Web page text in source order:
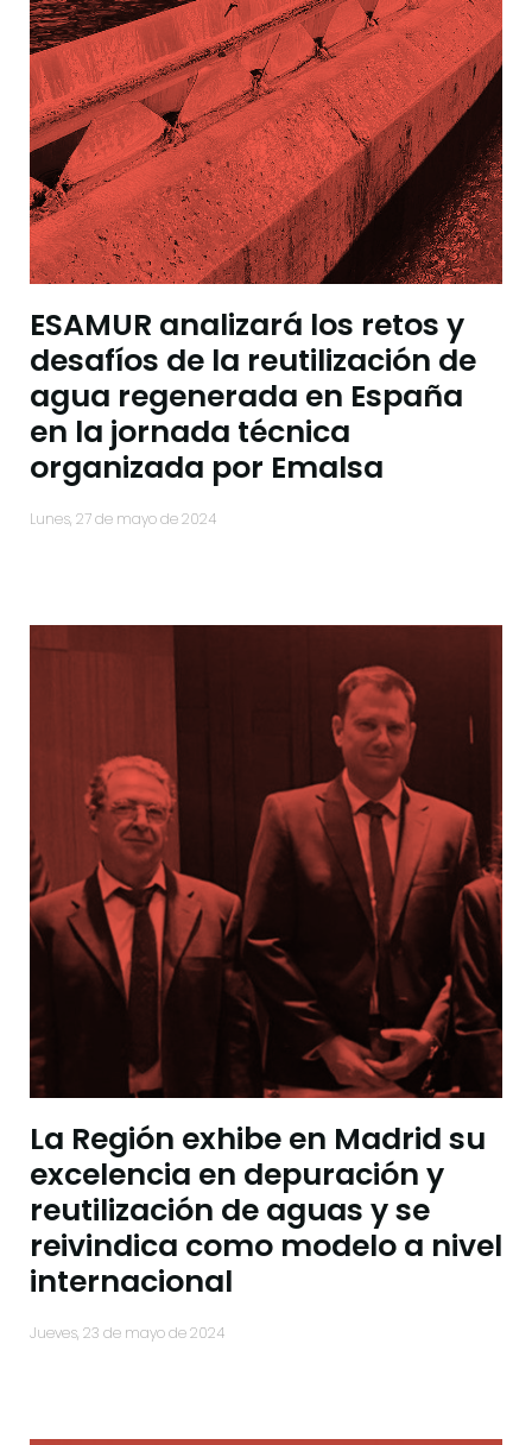
ESAMUR analizará los retos y
desafíos de la reutilización de
agua regenerada en España
en la jornada técnica
organizada por Emalsa
lunes, 27 de mayo de 2024
La Región exhibe en Madrid su
excelencia en depuración y
reutilización de aguas y se
reivindica como modelo a nivel
internacional
jueves, 23 de mayo de 2024